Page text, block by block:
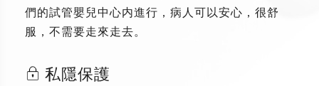
們的試管嬰兒中心内進行，病人可以安心，很舒
服，不需要走來走去。
私隱保護